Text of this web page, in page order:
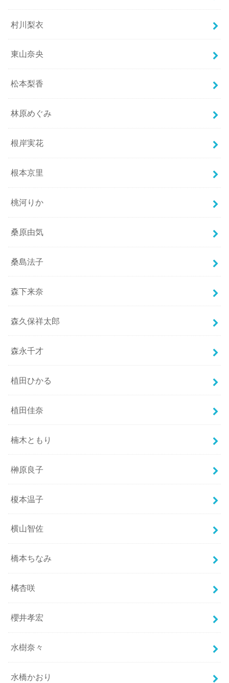
村川梨衣
東山奈央
松本梨香
林原めぐみ
根岸実花
根本京里
桃河りか
桑原由気
桑島法子
森下来奈
森久保祥太郎
森永千才
植田ひかる
植田佳奈
楠木ともり
榊原良子
榎本温子
横山智佐
橋本ちなみ
橘杏咲
櫻井孝宏
水樹奈々
水橋かおり